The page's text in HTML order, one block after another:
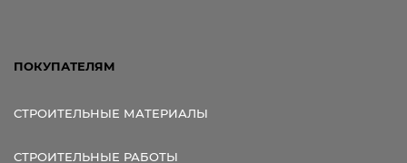
ПОКУПАТЕЛЯМ
СТРОИТЕЛЬНЫЕ МАТЕРИАЛЫ
СТРОИТЕЛЬНЫЕ РАБОТЫ